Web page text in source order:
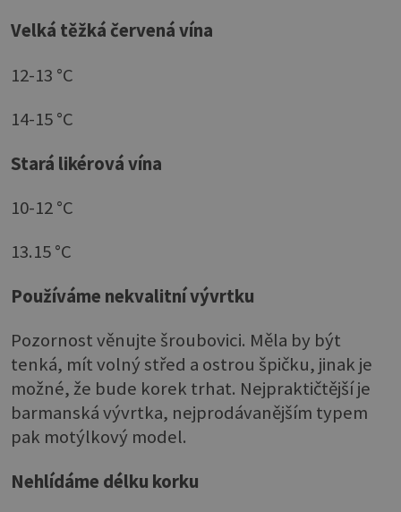
Velká těžká červená vína
12-13 °C
14-15 °C
Stará likérová vína
10-12 °C
13.15 °C
Používáme nekvalitní vývrtku
Pozornost věnujte šroubovici. Měla by být
tenká, mít volný střed a ostrou špičku, jinak je
možné, že bude korek trhat. Nejpraktičtější je
barmanská vývrtka, nejprodávanějším typem
pak motýlkový model.
Nehlídáme délku korku